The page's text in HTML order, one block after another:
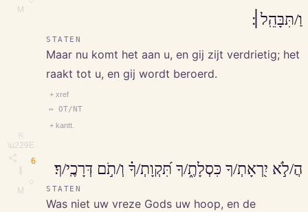
M
⎘
\u229E
M
וַ/תִּבָּהֵֽל׀׃
STATEN
Maar nu komt het aan u, en gij zijt verdrietig; het
raakt tot u, en gij wordt beroerd.
+ xref
↔ OT/NT
+ kantt.
6 הֲ/לֹ֣א יִ֭רְאָתְ/ךָ כִּסְלָתֶ֑/ךָ תִּ֝קְוָתְ/ךָ֗ וְ/תֹ֣ם דְּרָכֶֽי/ךָ׃
STATEN
Was niet uw vreze Gods uw hoop, en de